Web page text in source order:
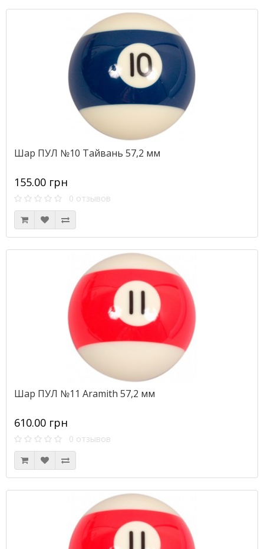
Шар ПУЛ №10 Тайвань 57,2 мм
155.00 грн
0 отзывов
Шар ПУЛ №11 Aramith 57,2 мм
610.00 грн
0 отзывов